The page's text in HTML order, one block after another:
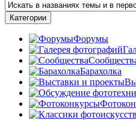
Категории
Форумы
Барахолка